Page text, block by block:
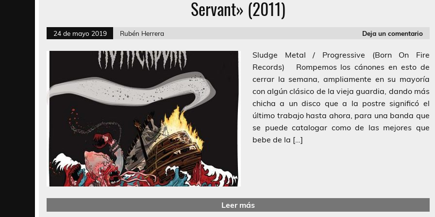
Servant» (2011)
24 de mayo 2019 Rubén Herrera Deja un comentario
Sludge Metal / Progressive (Born On Fire
Records) Rompemos los cánones en esto de
cerrar la semana, ampliamente en su mayoría
con algún clásico de la vieja guardia, dando más
chicha a un disco que a la postre significó el
último trabajo hasta ahora, para una banda que
se puede catalogar como de las mejores que
bebe de la […]
Leer más